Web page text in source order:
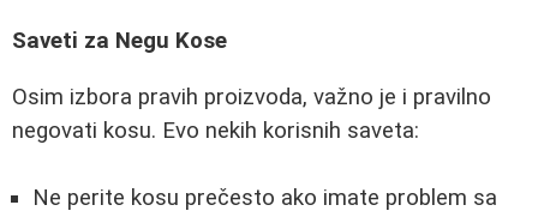
Saveti za Negu Kose
Osim izbora pravih proizvoda, važno je i pravilno
negovati kosu. Evo nekih korisnih saveta:
Ne perite kosu prečesto ako imate problem sa